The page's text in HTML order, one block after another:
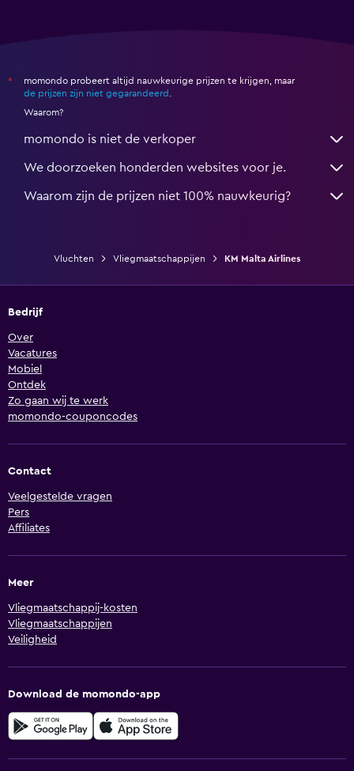
*
momondo probeert altijd nauwkeurige prijzen te krijgen, maar
de prijzen zijn niet gegarandeerd
Waarom?
momondo is niet de verkoper
We doorzoeken honderden websites voor je.
Waarom zijn de prijzen niet 100% nauwkeurig?
Vluchten Vliegmaatschappijen KM Malta Airlines
Bedrijf
Over
Vacatures
Mobiel
Ontdek
Zo gaan wij te werk
momondo-couponcodes
Contact
Veelgestelde vragen
Pers
Affiliates
Meer
Vliegmaatschappij-kosten
Vliegmaatschappijen
Veiligheid
Download de momondo-app